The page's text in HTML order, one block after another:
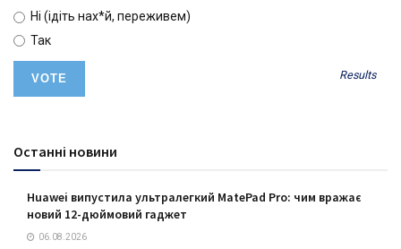
Ні (ідіть нах*й, переживем)
Так
Results
Останні новини
Huawei випустила ультралегкий MatePad Pro: чим вражає
новий 12-дюймовий гаджет
06.08.2026